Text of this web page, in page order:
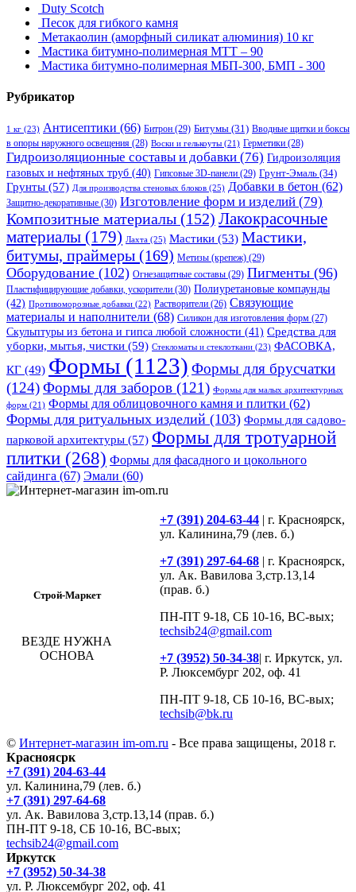
Duty Scotch
Песок для гибкого камня
Метакаолин (аморфный силикат алюминия) 10 кг
Мастика битумно-полимерная МТТ – 90
Мастика битумно-полимерная МБП-300, БМП - 300
Рубрикатор
1 кг (23) Антисептики (66) Битрон (29) Битумы (31) Вводные щитки и боксы
в опоры наружного освещения (28) Воски и гелькоуты (21) Герметики (28)
Гидроизоляционные составы и добавки (76) Гидроизоляция
газовых и нефтяных труб (40) Гипсовые 3D-панели (29) Грунт-Эмаль (34)
Грунты (57) Для производства стеновых блоков (25) Добавки в бетон (62)
Защитно-декоративные (30) Изготовление форм и изделий (79)
Композитные материалы (152) Лакокрасочные
материалы (179) Лахта (25) Мастики (53) Мастики,
битумы, праймеры (169) Метизы (крепеж) (29)
Оборудование (102) Огнезащитные составы (29) Пигменты (96)
Пластифицирующие добавки, ускорители (30) Полиуретановые компаунды
(42) Противоморозные добавки (22) Растворители (26) Связующие
материалы и наполнители (68) Силикон для изготовления форм (27)
Скульптуры из бетона и гипса любой сложности (41) Средства для
уборки, мытья, чистки (59) Стекломаты и стеклоткани (23) ФАСОВКА,
КГ (49) Формы (1123) Формы для брусчатки
(124)Формы для заборов (121) Формы для малых архитектурных
форм (21) Формы для облицовочного камня и плитки (62)
Формы для ритуальных изделий (103) Формы для садово-
парковой архитектуры (57) Формы для тротуарной
плитки (268) Формы для фасадного и цокольного
сайдинга (67) Эмали (60)
Строй-Маркет
ВЕЗДЕ НУЖНА
ОСНОВА
+7 (391) 204-63-44 | г. Красноярск,
ул. Калинина,79 (лев. б.)
+7 (391) 297-64-68 | г. Красноярск,
ул. Ак. Вавилова 3,стр.13,14
(прав. б.)
ПН-ПТ 9-18, СБ 10-16, ВС-вых;
techsib24@gmail.com
+7 (3952) 50-34-38| г. Иркутск, ул.
Р. Люксембург 202, оф. 41
ПН-ПТ 9-18, СБ 10-16, ВС-вых;
techsib@bk.ru
© Интернет-магазин im-om.ru - Все права защищены, 2018 г.
Красноясрк
+7 (391) 204-63-44
ул. Калинина,79 (лев. б.)
+7 (391) 297-64-68
ул. Ак. Вавилова 3,стр.13,14 (прав. б.)
ПН-ПТ 9-18, СБ 10-16, ВС-вых;
techsib24@gmail.com
Иркутск
+7 (3952) 50-34-38
ул. Р. Люксембург 202, оф. 41